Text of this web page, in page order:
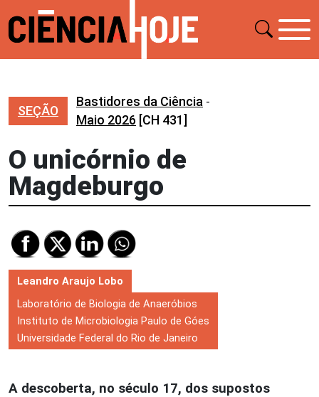
SEÇÃO
Bastidores da Ciência -
Maio 2026 [CH 431]
O unicórnio de
Magdeburgo
Leandro Araujo Lobo
Laboratório de Biologia de Anaeróbios
Instituto de Microbiologia Paulo de Góes
Universidade Federal do Rio de Janeiro
A descoberta, no século 17, dos supostos